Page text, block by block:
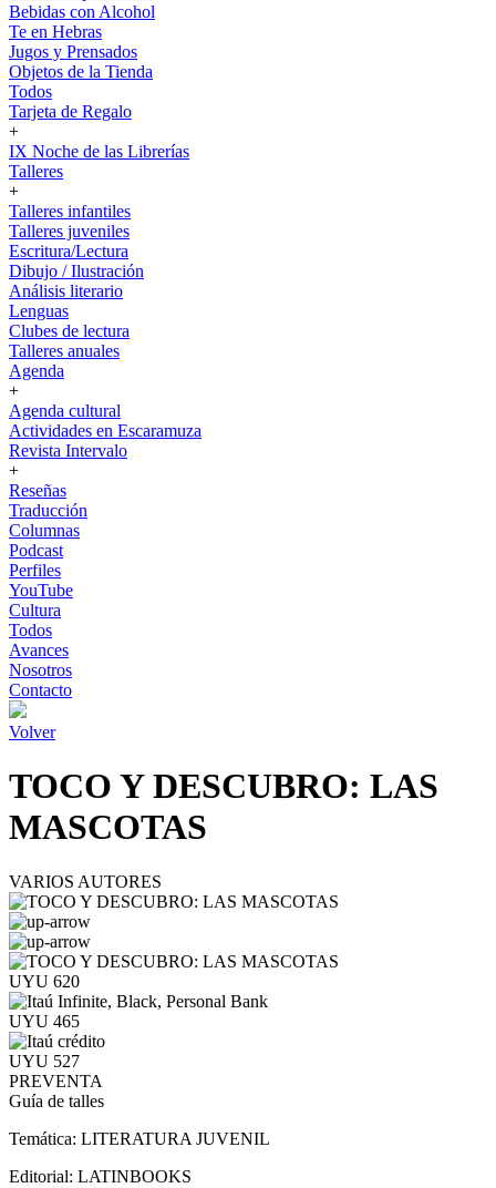
Bebidas con Alcohol
Te en Hebras
Jugos y Prensados
Objetos de la Tienda
Todos
Tarjeta de Regalo
+
IX Noche de las Librerías
Talleres
+
Talleres infantiles
Talleres juveniles
Escritura/Lectura
Dibujo / Ilustración
Análisis literario
Lenguas
Clubes de lectura
Talleres anuales
Agenda
+
Agenda cultural
Actividades en Escaramuza
Revista Intervalo
+
Reseñas
Traducción
Columnas
Podcast
Perfiles
YouTube
Cultura
Todos
Avances
Nosotros
Contacto
Volver
TOCO Y DESCUBRO: LAS
MASCOTAS
VARIOS AUTORES
UYU 620
UYU 465
UYU 527
PREVENTA
Guía de talles
Temática: LITERATURA JUVENIL
Editorial: LATINBOOKS